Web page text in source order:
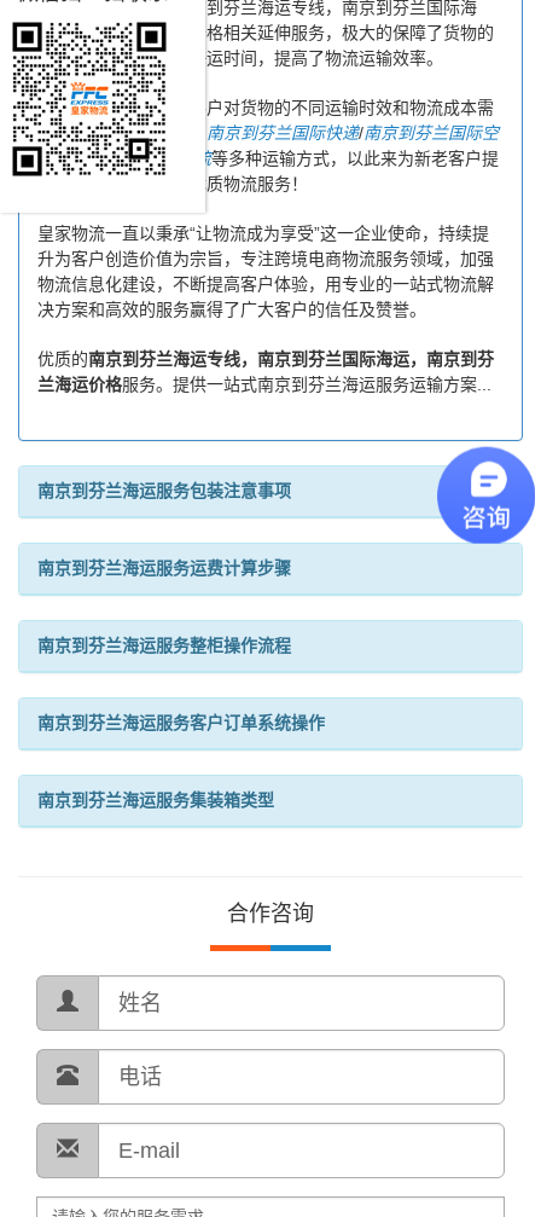
时沟通，为您提供南京到芬兰海运专线，南京到芬兰国际海
运，南京到芬兰海运价格相关延伸服务，极大的保障了货物的
时效性，缩短了货物海运时间，提高了物流运输效率。
同时，为了方便广大客户对货物的不同运输时效和物流成本需
求，皇家物流特还推出
南京到芬兰国际快递/南京到芬兰国际空
运/南京到芬兰专线物流等多种运输方式，以此来为新老客户提
供更加完善的一站式优质物流服务！
皇家物流一直以秉承“让物流成为享受”这一企业使命，持续提
升为客户创造价值为宗旨，专注跨境电商物流服务领域，加强
物流信息化建设，不断提高客户体验，用专业的一站式物流解
决方案和高效的服务赢得了广大客户的信任及赞誉。
优质的南京到芬兰海运专线，南京到芬兰国际海运，南京到芬
兰海运价格服务。提供一站式南京到芬兰海运服务运输方案...
南京到芬兰海运服务包装注意事项
南京到芬兰海运服务运费计算步骤
南京到芬兰海运服务整柜操作流程
南京到芬兰海运服务客户订单系统操作
南京到芬兰海运服务集装箱类型
合作咨询